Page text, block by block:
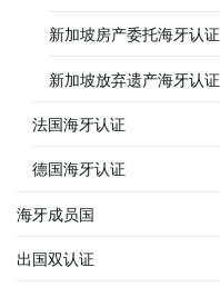
新加坡房产委托海牙认证
新加坡放弃遗产海牙认证
法国海牙认证
德国海牙认证
海牙成员国
出国双认证